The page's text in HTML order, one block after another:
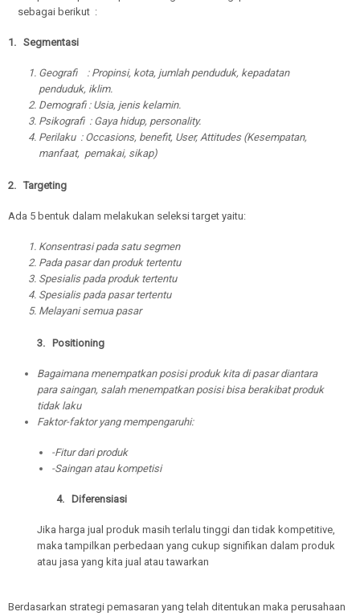
sebagai berikut :
1. Segmentasi
Geografi : Propinsi, kota, jumlah penduduk, kepadatan
penduduk, iklim.
Demografi : Usia, jenis kelamin.
Psikografi : Gaya hidup, personality.
Perilaku : Occasions, benefit, User, Attitudes (Kesempatan,
manfaat, pemakai, sikap)
2. Targeting
Ada 5 bentuk dalam melakukan seleksi target yaitu:
Konsentrasi pada satu segmen
Pada pasar dan produk tertentu
Spesialis pada produk tertentu
Spesialis pada pasar tertentu
Melayani semua pasar
3. Positioning
Bagaimana menempatkan posisi produk kita di pasar diantara
para saingan, salah menempatkan posisi bisa berakibat produk
tidak laku
Faktor-faktor yang mempengaruhi:
-Fitur dari produk
-Saingan atau kompetisi
4. Diferensiasi
Jika harga jual produk masih terlalu tinggi dan tidak kompetitive,
maka tampilkan perbedaan yang cukup signifikan dalam produk
atau jasa yang kita jual atau tawarkan
Berdasarkan strategi pemasaran yang telah ditentukan maka perusahaan